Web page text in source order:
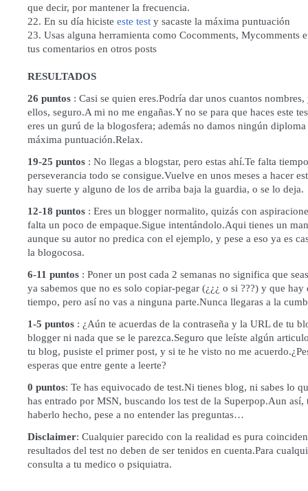
que decir, por mantener la frecuencia.
22. En su día hiciste este test y sacaste la máxima puntuación
23. Usas alguna herramienta como Cocomments, Mycomments
tus comentarios en otros posts
RESULTADOS
26 puntos : Casi se quien eres.Podría dar unos cuantos nombres,
ellos, seguro.A mi no me engañas.Y no se para que haces este
eres un gurú de la blogosfera; además no damos ningún
máxima puntuación.Relax.
19-25 puntos : No llegas a blogstar, pero estas ahí.Te falta
perseverancia todo se consigue.Vuelve en unos meses a hacer
hay suerte y alguno de los de arriba baja la guardia, o se lo deja.
12-18 puntos : Eres un blogger normalito, quizás con
falta un poco de empaque.Sigue intentándolo.Aqui tienes un
aunque su autor no predica con el ejemplo, y pese a eso ya es
la blogocosa.
6-11 puntos : Poner un post cada 2 semanas no significa que
ya sabemos que no es solo copiar-pegar (¿¿¿ o si ???) y que hay
tiempo, pero así no vas a ninguna parte.Nunca llegaras a la
1-5 puntos : ¿Aún te acuerdas de la contraseña y la URL de tu
blogger ni nada que se le parezca.Seguro que leíste algún
tu blog, pusiste el primer post, y si te he visto no me
esperas que entre gente a leerte?
0 puntos: Te has equivocado de test.Ni tienes blog, ni sabes lo
has entrado por MSN, buscando los test de la Superpop.Aun así,
haberlo hecho, pese a no entender las preguntas…
Disclaimer: Cualquier parecido con la realidad es pura
resultados del test no deben de ser tenidos en cuenta.Para
consulta a tu medico o psiquiatra.